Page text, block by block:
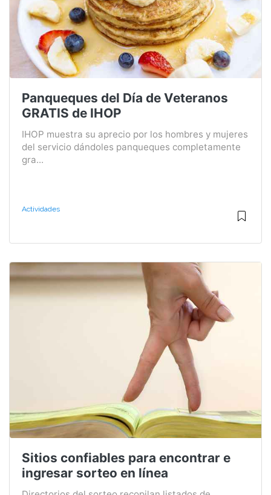
Panqueques del Día de Veteranos
GRATIS de IHOP
IHOP muestra su aprecio por los hombres y mujeres
del servicio dándoles panqueques completamente
gra...
Actividades
Sitios confiables para encontrar e
ingresar sorteo en línea